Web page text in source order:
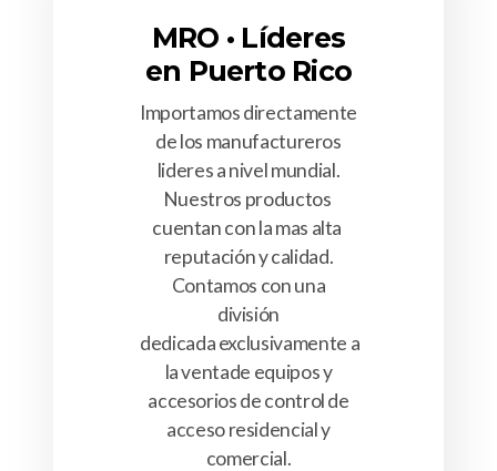
MRO • Líderes
en Puerto Rico
Importamos directamente
de los manufactureros
lideres a nivel mundial.
Nuestros productos
cuentan con la mas alta
reputación y calidad.
Contamos con una
división
dedicada exclusivamente a
la ventade equipos y
accesorios de control de
acceso residencial y
comercial.